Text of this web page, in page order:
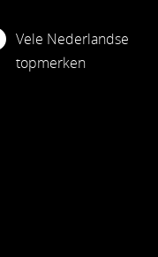
Vele Nederlandse
topmerken